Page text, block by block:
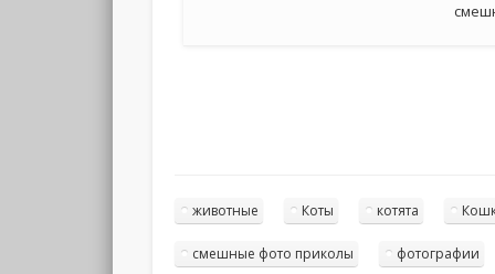
животные Коты котята
смешные фото приколы фотографии